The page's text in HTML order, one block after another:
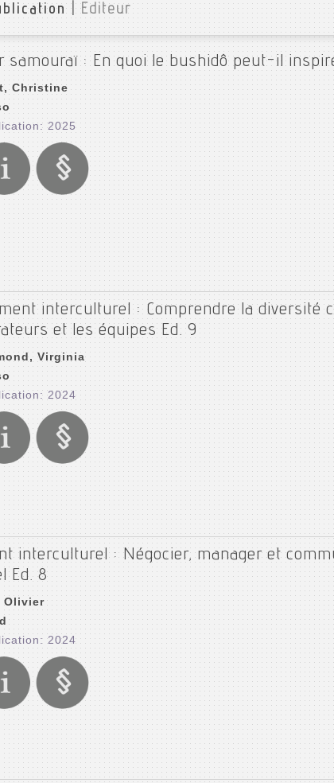
|Editeur
samouraï : En quoi le bushidô peut-il
Christine
2025
interculturel : Comprendre la diversité
et les équipes Ed. 9
Virginia
2024
interculturel : Négocier, manager et
Ed. 8
Olivier
2024